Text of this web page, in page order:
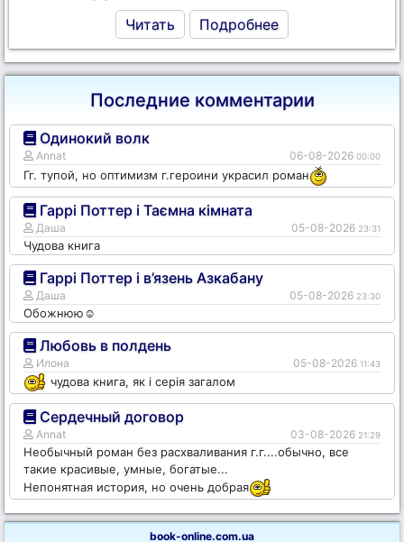
Читать Подробнее
Последние комментарии
Одинокий волк
Annat 06-08-2026 00:00
Гг. тупой, но оптимизм г.героини украсил роман
Гаррі Поттер і Таємна кімната
Даша 05-08-2026 23:31
Чудова книга
Гаррі Поттер і в’язень Азкабану
Даша 05-08-2026 23:30
Обожнюю☺️
Любовь в полдень
Илона 05-08-2026 11:43
чудова книга, як і серія загалом
Сердечный договор
Annat 03-08-2026 21:29
Необычный роман без расхваливания г.г....обычно, все
такие красивые, умные, богатые...
Непонятная история, но очень добрая
book-online.com.ua